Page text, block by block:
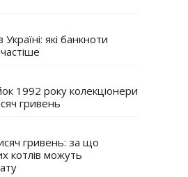
які банкноти
1992 року колекціонери
гривень
гривень: за що
котлів можуть